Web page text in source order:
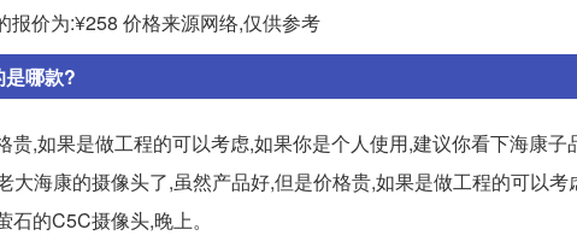
价为:¥258 价格来源网络,仅供参考
哪款?
,如果是做工程的可以考虑,如果你是个人使用,建议你看下海康子
海康的摄像头了,虽然产品好,但是价格贵,如果是做工程的可以考
的C5C摄像头,晚上。